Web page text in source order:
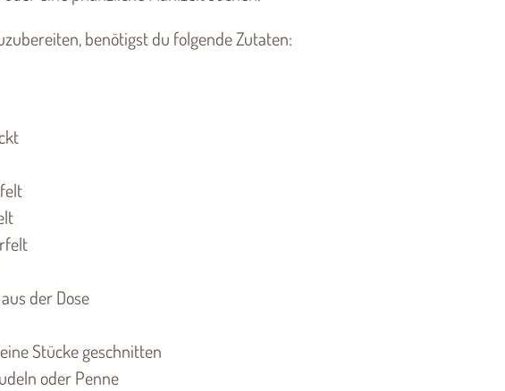
benötigst du folgende Zutaten:
der Dose
Stücke geschnitten
oder Penne